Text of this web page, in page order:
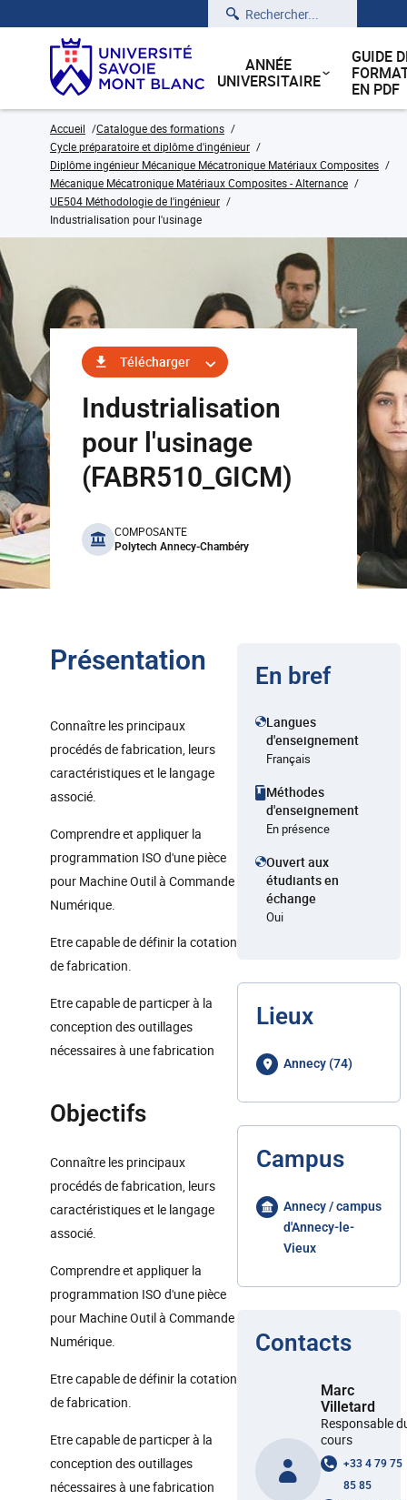
Rechercher
ANNÉE
UNIVERSITAIRE
GUIDE
EN PDF
Accueil
Catalogue des formations
Cycle préparatoire et diplôme d'ingénieur
Diplôme ingénieur Mécanique Mécatronique Matériaux Composites
Mécanique Mécatronique Matériaux Composites - Alternance
UE504 Méthodologie de l'ingénieur
Industrialisation pour l'usinage
Télécharger
Industrialisation
pour l'usinage
(FABR510_GICM)
benefits
COMPOSANTE
Polytech Annecy-Chambéry
Présentation
Connaître les principaux
procédés de fabrication, leurs
caractéristiques et le langage
associé.
Comprendre et appliquer la
programmation ISO d'une pièce
pour Machine Outil à Commande
Numérique.
Etre capable de définir la cotation
de fabrication.
Etre capable de particper à la
conception des outillages
nécessaires à une fabrication
Objectifs
Connaître les principaux
procédés de fabrication, leurs
caractéristiques et le langage
associé.
Comprendre et appliquer la
programmation ISO d'une pièce
pour Machine Outil à Commande
Numérique.
Etre capable de définir la cotation
de fabrication.
Etre capable de particper à la
conception des outillages
nécessaires à une fabrication
En bref
Langues
d'enseignement
Français
Méthodes
d'enseignement
En présence
Ouvert aux
étudiants en
échange
Oui
Lieux
Annecy (74)
Campus
Annecy / campus
d'Annecy-le-
Vieux
Contacts
Marc
Villetard
Responsable
cours
+33 4 79 75
85 85